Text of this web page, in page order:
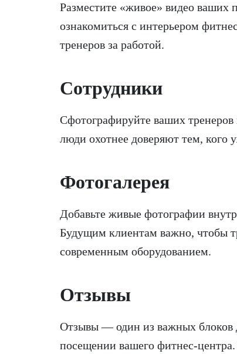
Разместите «живое» видео
ознакомиться с интерьером
тренеров за работой.
Сотрудники
Сфотографируйте ваших
люди охотнее доверяют тем, кого
Фотогалерея
Добавьте живые фотографии
Будущим клиентам важно, чтобы
современным оборудованием.
Отзывы
Отзывы — один из важных блоков
посещении вашего фитнес-